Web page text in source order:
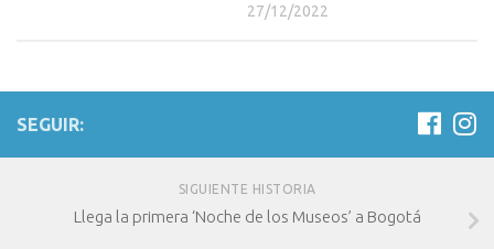
27/12/2022
SEGUIR:
SIGUIENTE HISTORIA
Llega la primera ‘Noche de los Museos’ a Bogotá